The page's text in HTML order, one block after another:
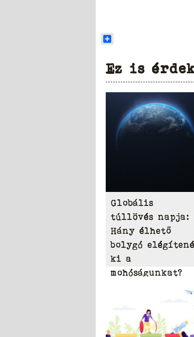
Ez is
Globális
túllövés napja:
Hány élhető
bolygó elégítené
ki a
mohóságunkat?